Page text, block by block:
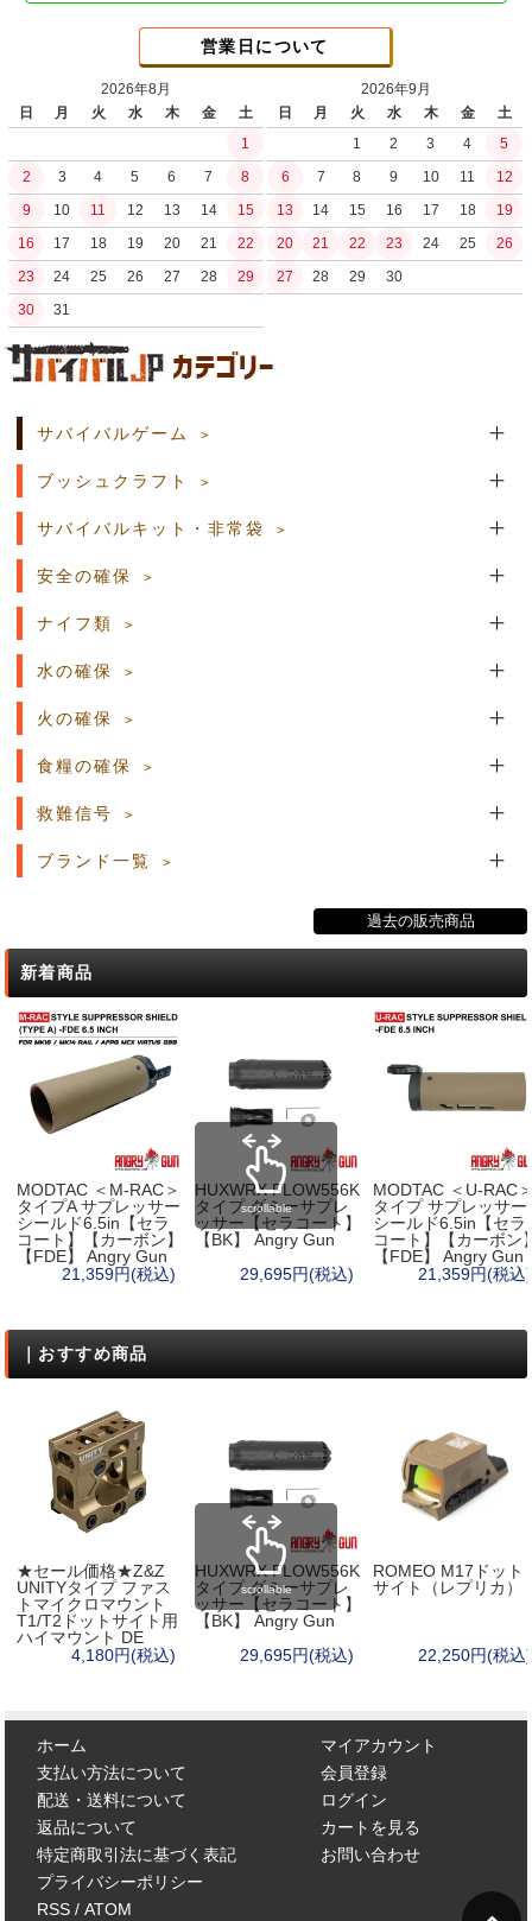
営業日について
2026年8月
日
月 火 水 木 金
土
1
2
3 4 5 6 7
8
9
10 11 12 13 14
15
16
17 18 19 20 21
22
23
24 25 26 27 28
29
30
31
2026年9月
日
月 火 水 木 金
土
1
2 3 4
5
6
7 8 9 10 11
12
13
14 15 16 17 18
19
20
21 22 23 24 25
26
27
28 29 30
土日祝日の商品発送はございません。
サバイバルゲーム
ブッシュクラフト
サバイバルキット・非常袋
安全の確保
ナイフ類
水の確保
火の確保
食糧の確保
救難信号
ブランド一覧
過去の販売商品
新着商品
MODTAC ＜M-RAC＞
タイプA サプレッサー
シールド6.5in【セラ
コート】【カーボン】
【FDE】 Angry Gun
21,359円(税込)
HUXWRX FLOW556K
タイプ ダミーサプレ
ッサー【セラコート】
【BK】 Angry Gun
29,695円(税込)
MODTAC ＜U-RAC
タイプ サプレッサー
シールド6.5in【セラ
コート】【カーボン
【FDE】 Angry Gun
21,359円(税込)
scrollable
｜おすすめ商品
★セール価格★Z&Z
UNITYタイプ ファス
トマイクロマウント
T1/T2ドットサイト用
ハイマウント DE
4,180円(税込)
HUXWRX FLOW556K
タイプ ダミーサプレ
ッサー【セラコート】
【BK】 Angry Gun
29,695円(税込)
ROMEO M17ドット
サイト（レプリカ）
22,250円(税込)
scrollable
ホーム
支払い方法について
配送・送料について
返品について
特定商取引法に基づく表記
プライバシーポリシー
RSS/ ATOM
マイアカウント
会員登録
ログイン
カートを見る
お問い合わせ